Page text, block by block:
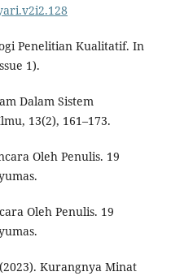
Penelitian Kualitatif. In
1).
Dalam Sistem
13(2), 161–173.
Oleh Penulis. 19
Oleh Penulis. 19
Kurangnya Minat